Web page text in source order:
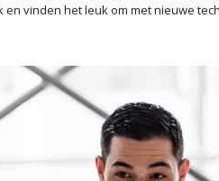
vinden het leuk om met nieuwe